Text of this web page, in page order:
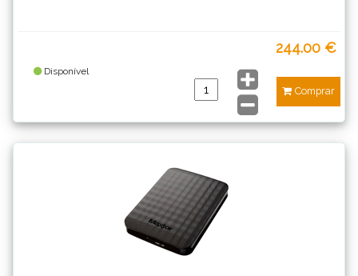
244.00 €
Disponível
Comprar